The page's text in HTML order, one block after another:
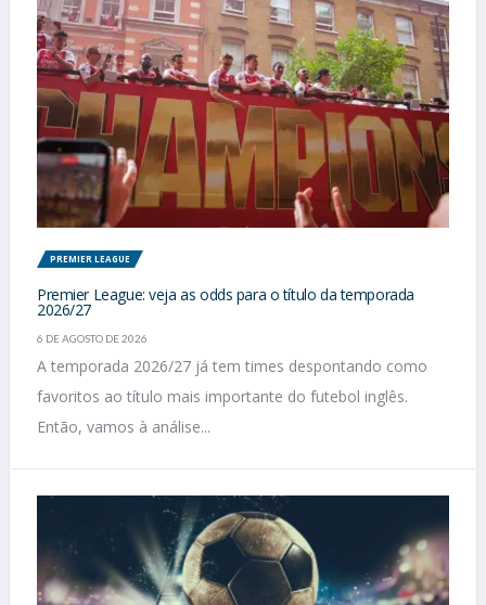
PREMIER LEAGUE
Premier League: veja as odds para o título da temporada
2026/27
6 DE AGOSTO DE 2026
A temporada 2026/27 já tem times despontando como
favoritos ao título mais importante do futebol inglês.
Então, vamos à análise...